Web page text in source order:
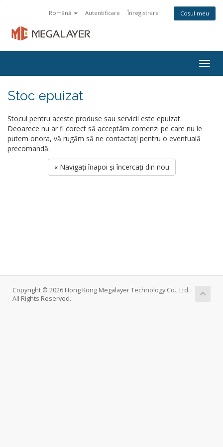
Română Autentificare Înregistrare Coșul meu
Stoc epuizat
Stocul pentru aceste produse sau servicii este epuizat.
Deoarece nu ar fi corect să acceptăm comenzi pe care nu le
putem onora, vă rugăm să ne contactaţi pentru o eventuală
precomandă.
« Navigați înapoi și încercați din nou
Copyright © 2026 Hong Kong Megalayer Technology Co., Ltd.
All Rights Reserved.